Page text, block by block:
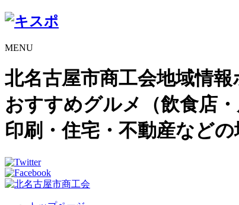
MENU
北名古屋市商工会地域情
おすすめグルメ（飲食店
印刷・住宅・不動産など